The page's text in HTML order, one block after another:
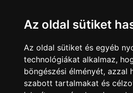
Az oldal sütiket
Az oldal sütiket és egyéb
technológiákat alkalmaz,
böngészési élményét, azzal
szabott tartalmakat és